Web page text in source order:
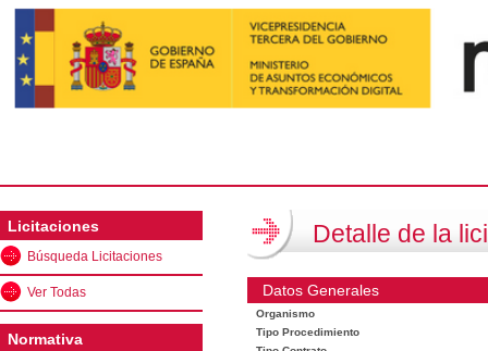
Licitaciones
Búsqueda Licitaciones
Ver Todas
Normativa
Detalle de la
Datos Generales
Organismo
Tipo Procedimiento